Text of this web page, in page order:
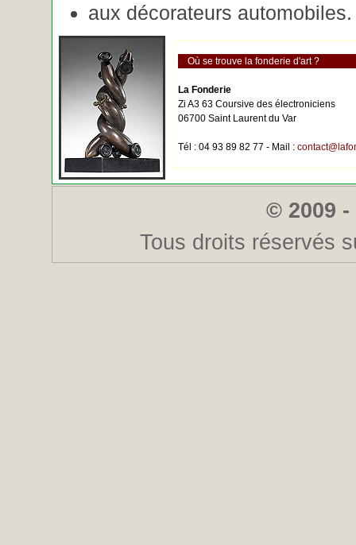
aux décorateurs automobiles.
Où se trouve la fonderie d'art ?
La Fonderie
Zi A3 63 Coursive des électroniciens
06700 Saint Laurent du Var
Tél : 04 93 89 82 77 - Mail :
© 2009
Tous droits réservés